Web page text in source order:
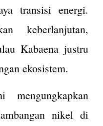
transisi energi.
keberlanjutan,
Kabaena justru
ekosistem.
nikel di